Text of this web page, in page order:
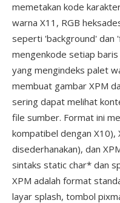
memetakan kode
warna X11, RGB
seperti 'background' dan
mengenkode setiap
yang mengindeks palet
membuat gambar XPM
sering dapat melihat
file sumber. Format ini
kompatibel dengan X10),
disederhanakan), dan
sintaks static char* dan
XPM adalah format
layar splash, tombol